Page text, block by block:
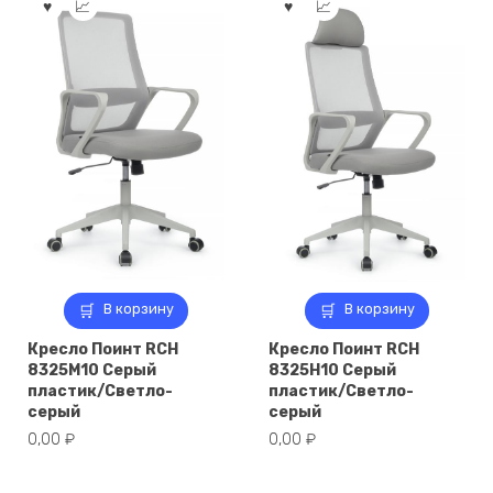
В корзину
Кресло Поинт RCH
8325M10 Серый
пластик/Светло-
серый
0,00 ₽
В корзину
Кресло Поинт RCH
8325H10 Серый
пластик/Светло-
серый
0,00 ₽